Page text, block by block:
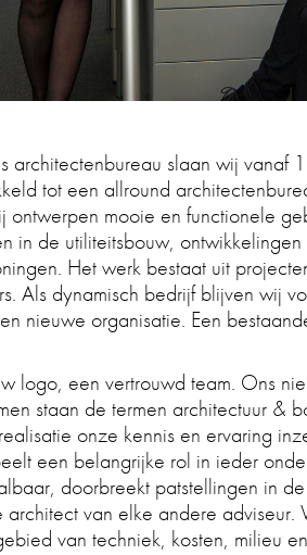
slaan wij vanaf
tot een allround
mooie en functionele
in de utiliteitsbouw,
Het werk bestaat uit
Als dynamisch bedrijf blijven wij
nieuwe organisatie. Een
logo, een vertrouwd team. Ons
staan de termen architectuur &
onze kennis en ervaring
een belangrijke rol in ieder
doorbreekt patstellingen in
van elke andere adviseur.
van techniek, kosten, milieu